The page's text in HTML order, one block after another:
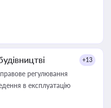
+13
регулювання
в експлуатацію